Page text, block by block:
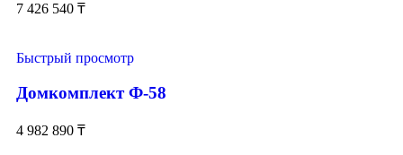
7 426 540 ₸
Быстрый просмотр
Домкомплект Ф-58
4 982 890 ₸